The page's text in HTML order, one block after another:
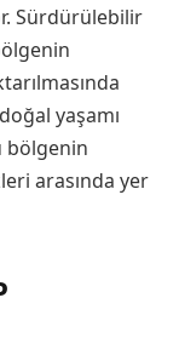
Sürdürülebilir
yaşamı
bölgenin
arasında yer